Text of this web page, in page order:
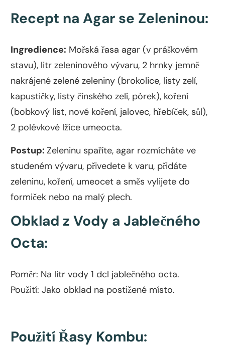
Recept na Agar se Zeleninou:
Ingredience: Mořská řasa agar (v práškovém
stavu), litr zeleninového vývaru, 2 hrnky jemně
nakrájené zelené zeleniny (brokolice, listy zelí,
kapustičky, listy čínského zelí, pórek), koření
(bobkový list, nové koření, jalovec, hřebíček, sůl),
2 polévkové lžíce umeocta.
Postup: Zeleninu spaříte, agar rozmícháte ve
studeném vývaru, přivedete k varu, přidáte
zeleninu, koření, umeocet a směs vylijete do
formiček nebo na malý plech.
Obklad z Vody a Jablečného
Octa:
Poměr: Na litr vody 1 dcl jablečného octa.
Použití: Jako obklad na postižené místo.
Použití Řasy Kombu: